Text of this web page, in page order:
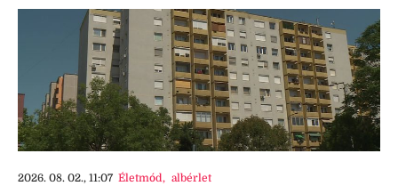
2026. 08. 02., 11:07 Életmód, albérlet